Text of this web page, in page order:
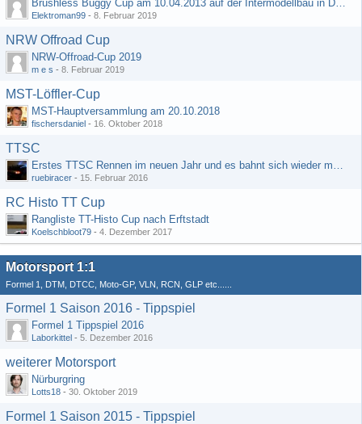
Brushless Buggy Cup am 10.04.2013 auf der Intermodellbau in Dortmund
Elektroman99 - 8. Februar 2019
NRW Offroad Cup
NRW-Offroad-Cup 2019
m e s - 8. Februar 2019
MST-Löffler-Cup
MST-Hauptversammlung am 20.10.2018
fischersdaniel - 16. Oktober 2018
TTSC
Erstes TTSC Rennen im neuen Jahr und es bahnt sich wieder mal eine Rekordteilnehmerzahl an
ruebiracer - 15. Februar 2016
RC Histo TT Cup
Rangliste TT-Histo Cup nach Erftstadt
Koelschbloot79 - 4. Dezember 2017
Motorsport 1:1
Formel 1, DTM, DTCC, Moto-GP, VLN, RCN, GLP etc......
Formel 1 Saison 2016 - Tippspiel
Formel 1 Tippspiel 2016
Laborkittel - 5. Dezember 2016
weiterer Motorsport
Nürburgring
Lotts18 - 30. Oktober 2019
Formel 1 Saison 2015 - Tippspiel